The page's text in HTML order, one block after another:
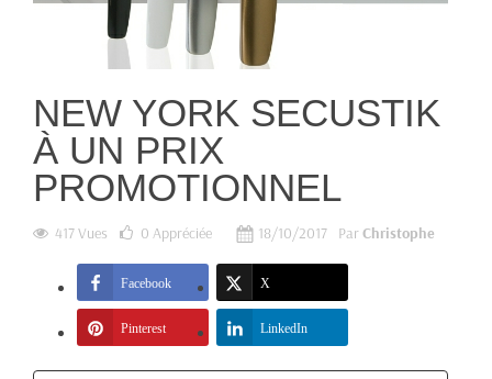
NEW YORK SECUSTIK
À UN PRIX
PROMOTIONNEL
417 Vues 0 Appréciée 18/10/2017 ParChristophe
Facebook X
Pinterest LinkedIn